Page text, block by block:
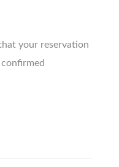
your reservation